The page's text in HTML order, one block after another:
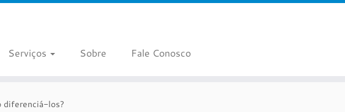
Serviços Sobre Fale Conosco
diferenciá-los?